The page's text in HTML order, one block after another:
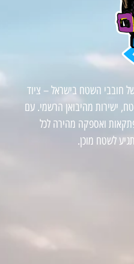
חובבי השטח בישראל – ציוד
ישירות מהיבואן הרשמי. עם
ואספקה מהירה לכל
לשטח מוכן.